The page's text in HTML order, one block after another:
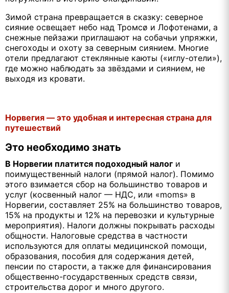
Зимой страна превращается в сказку: северное
сияние освещает небо над Тромсø и Лофотенами, а
снежные пейзажи приглашают на собачьи упряжки,
снегоходы и охоту за северным сиянием. Многие
отели предлагают стеклянные каюты («иглу-отели»),
где можно наблюдать за звёздами и сиянием, не
выходя из кровати.
Норвегия — это удобная и интересная страна для
путешествий
Это необходимо знать
В Норвегии платится подоходный налог и
поимущественный налоги (прямой налог). Помимо
этого взимается сбор на большинство товаров и
услуг (косвенный налог — НДС, или «moms» в
Норвегии, составляет 25% на большинство товаров,
15% на продукты и 12% на перевозки и культурные
мероприятия). Налоги должны покрывать расходы
общности. Налоговые средства в частности
используются для оплаты медицинской помощи,
образования, пособия для содержания детей,
пенсии по старости, а также для финансирования
общественно-государственных средств связи,
строительства дорог и много другого.